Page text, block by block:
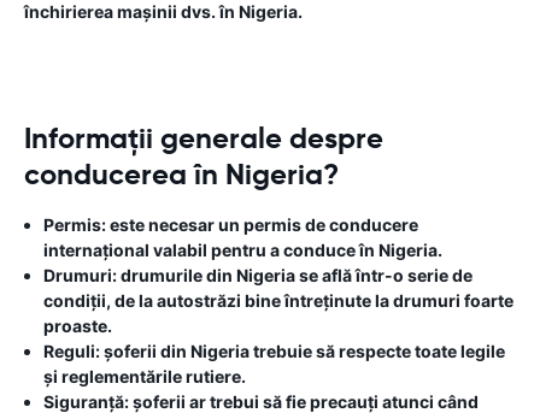
închirierea mașinii dvs. în Nigeria.
Informații generale despre
conducerea în Nigeria?
Permis:este necesar un permis de conducere
internațional valabil pentru a conduce în Nigeria.
Drumuri:drumurile din Nigeria se află într-o serie de
condiții, de la autostrăzi bine întreținute la drumuri foarte
proaste.
Reguli:șoferii din Nigeria trebuie să respecte toate legile
și reglementările rutiere.
Siguranță:șoferii ar trebui să fie precauți atunci când